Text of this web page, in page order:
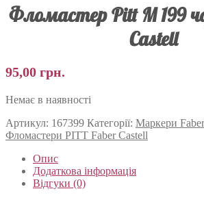
Фломастер Pitt M 199
Castell
95,00 грн.
Немає в наявності
Артикул: 167399 Категорії: Маркери
Фломастери PITT Faber Castell
Опис
Додаткова інформація
Відгуки (0)